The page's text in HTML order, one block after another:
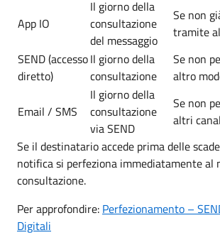
App IO
Il giorno della
consultazione
del messaggio
Se non
tramite
SEND (accesso
diretto)
Il giorno della
consultazione
Se non
altro
Email / SMS
Il giorno della
consultazione
via SEND
Se non
altri
Se il destinatario accede prima delle
notifica si perfeziona immediatamente al
consultazione.
Per approfondire: Perfezionamento –
Digitali